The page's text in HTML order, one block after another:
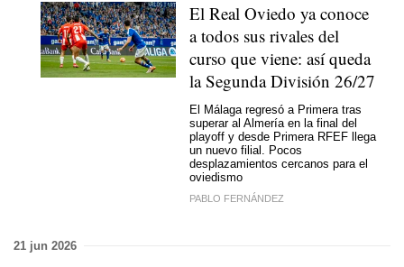
El Real Oviedo ya conoce
a todos sus rivales del
curso que viene: así queda
la Segunda División 26/27
El Málaga regresó a Primera tras
superar al Almería en la final del
playoff y desde Primera RFEF llega
un nuevo filial. Pocos
desplazamientos cercanos para el
oviedismo
PABLO FERNÁNDEZ
21 jun 2026